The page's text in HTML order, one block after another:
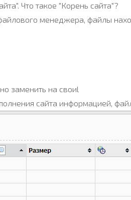
Что такое "Корень сайта"?
менеджера, файлы
заменить на своиl
сайта информацией,